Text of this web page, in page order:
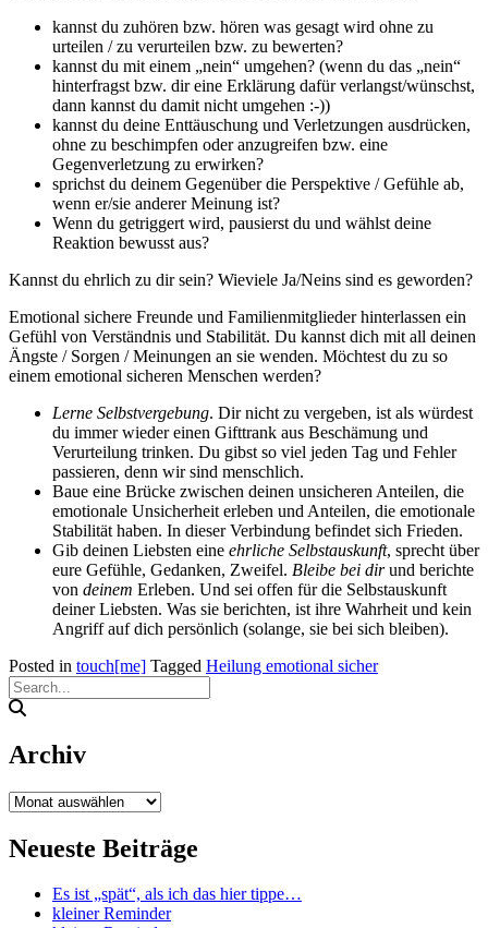
kannst du zuhören bzw. hören was gesagt wird ohne zu
urteilen / zu verurteilen bzw. zu bewerten?
kannst du mit einem „nein“ umgehen? (wenn du das „nein“
hinterfragst bzw. dir eine Erklärung dafür verlangst/wünschst,
dann kannst du damit nicht umgehen :-))
kannst du deine Enttäuschung und Verletzungen ausdrücken,
ohne zu beschimpfen oder anzugreifen bzw. eine
Gegenverletzung zu erwirken?
sprichst du deinem Gegenüber die Perspektive / Gefühle ab,
wenn er/sie anderer Meinung ist?
Wenn du getriggert wird, pausierst du und wählst deine
Reaktion bewusst aus?
Kannst du ehrlich zu dir sein? Wieviele Ja/Neins sind es geworden?
Emotional sichere Freunde und Familienmitglieder hinterlassen ein
Gefühl von Verständnis und Stabilität. Du kannst dich mit all deinen
Ängste / Sorgen / Meinungen an sie wenden. Möchtest du zu so
einem emotional sicheren Menschen werden?
Lerne Selbstvergebung. Dir nicht zu vergeben, ist als würdest
du immer wieder einen Gifttrank aus Beschämung und
Verurteilung trinken. Du gibst so viel jeden Tag und Fehler
passieren, denn wir sind menschlich.
Baue eine Brücke zwischen deinen unsicheren Anteilen, die
emotionale Unsicherheit erleben und Anteilen, die emotionale
Stabilität haben. In dieser Verbindung befindet sich Frieden.
Gib deinen Liebsten eine ehrliche Selbstauskunft, sprecht über
eure Gefühle, Gedanken, Zweifel. Bleibe bei dirund berichte
von deinem Erleben. Und sei offen für die Selbstauskunft
deiner Liebsten. Was sie berichten, ist ihre Wahrheit und kein
Angriff auf dich persönlich (solange, sie bei sich bleiben).
Posted in touch[me] Tagged Heilung emotional sicher
Archiv
Archiv
Neueste Beiträge
Es ist „spät“, als ich das hier tippe…
kleiner Reminder